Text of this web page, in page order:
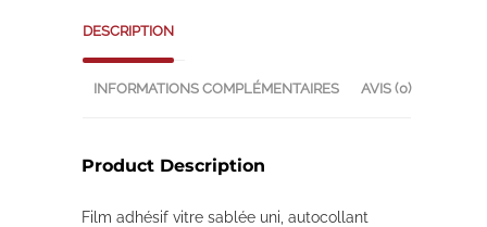
DESCRIPTION
INFORMATIONS COMPLÉMENTAIRES AVIS (0)
Product Description
Film adhésif vitre sablée uni, autocollant